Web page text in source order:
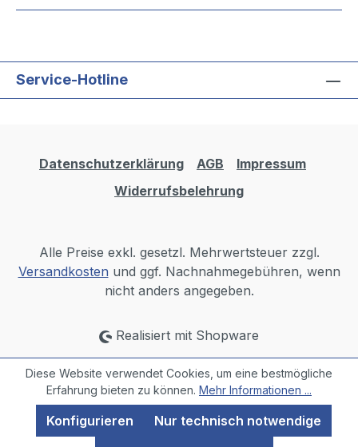
Service-Hotline
Datenschutzerklärung AGB
Impressum
Widerrufsbelehrung
Alle Preise exkl. gesetzl. Mehrwertsteuer zzgl.
Versandkosten und ggf. Nachnahmegebühren, wenn
nicht anders angegeben.
Realisiert mit Shopware
Diese Website verwendet Cookies, um eine bestmögliche
Erfahrung bieten zu können. Mehr Informationen ...
Nur technisch notwendige
Konfigurieren